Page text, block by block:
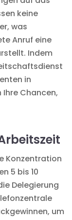
keine
was
Anruf eine
Indem
in
Chancen,
Konzentration
5 bis 10
Delegierung
um